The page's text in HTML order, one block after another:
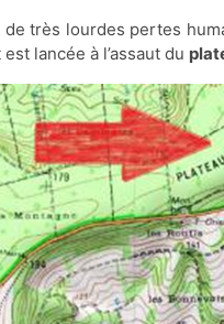
très lourdes pertes
lancée à l’assaut du